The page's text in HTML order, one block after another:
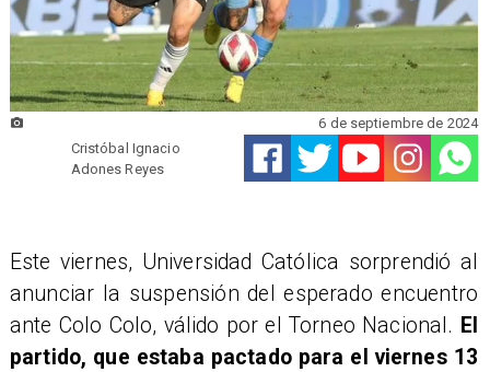
Cristóbal Ignacio
Adones Reyes
6 de septiembre de 2024
Este viernes, Universidad Católica sorprendió al
anunciar la suspensión del esperado encuentro
ante Colo Colo, válido por el Torneo Nacional. El
partido, que estaba pactado para el viernes 13